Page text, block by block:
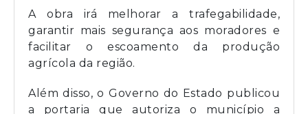
A obra irá melhorar a trafegabilidade,
garantir mais segurança aos moradores e
facilitar o escoamento da produção
agrícola da região.
Além disso, o Governo do Estado publicou
a portaria que autoriza o município a